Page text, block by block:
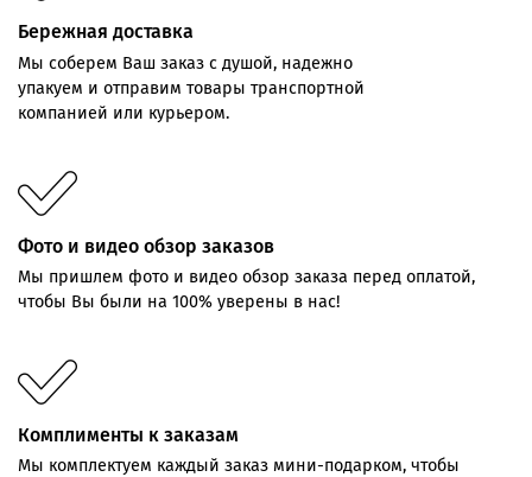
Бережная доставка
Мы соберем Ваш заказ с душой, надежно
упакуем и отправим товары транспортной
компанией или курьером.
Фото и видео обзор заказов
Мы пришлем фото и видео обзор заказа перед оплатой,
чтобы Вы были на 100% уверены в нас!
Комплименты к заказам
Мы комплектуем каждый заказ мини-подарком, чтобы